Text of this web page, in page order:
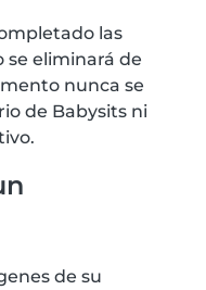
las
se eliminará de
nunca se
de Babysits ni
de su